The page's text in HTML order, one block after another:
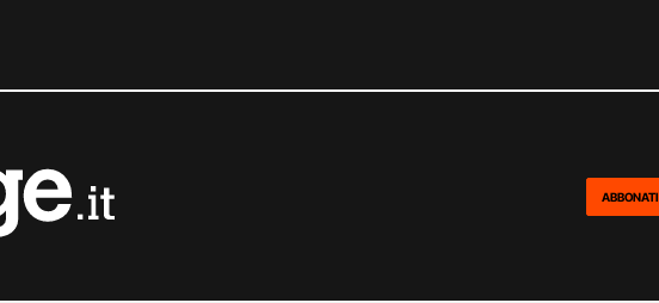
ABBONATI